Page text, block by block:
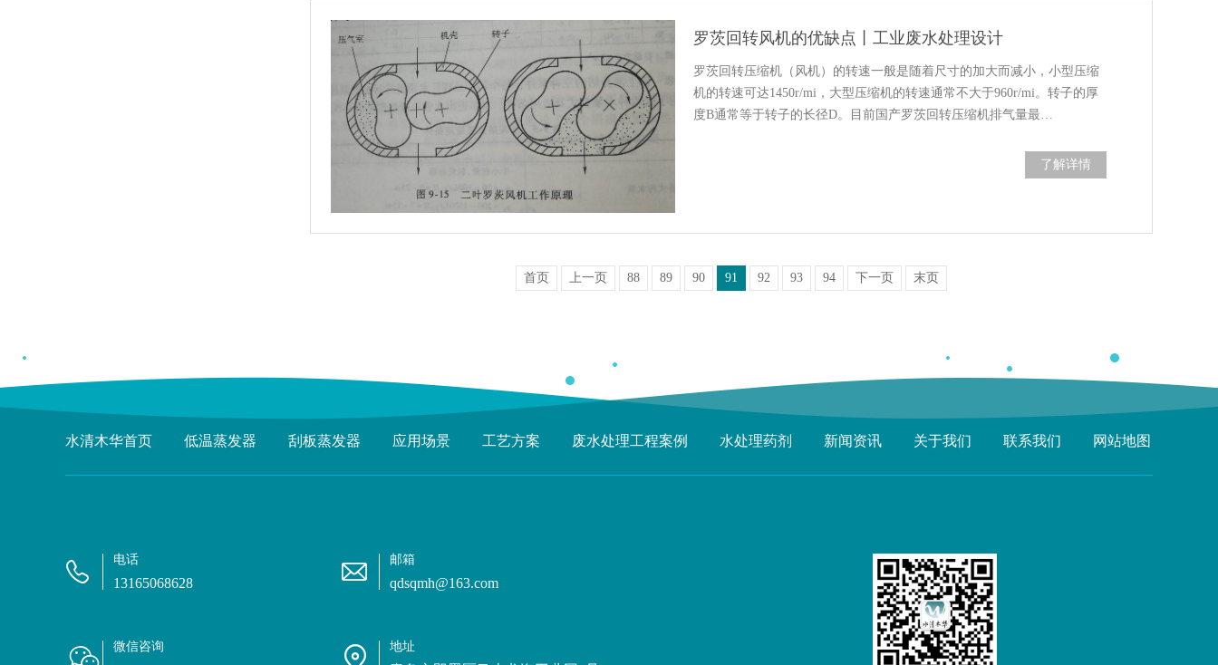
罗茨回转风机的优缺点丨工业废水处理设计
罗茨回转压缩机（风机）的转速一般是随着尺寸的加大而减小，小型压缩
机的转速可达1450r/mi，大型压缩机的转速通常不大于960r/mi。转子的厚
度B通常等于转子的长径D。目前国产罗茨回转压缩机排气量最…
了解详情
首页 上一页 88 89 90 91 92 93 94 下一页 末页
水清木华首页 低温蒸发器 刮板蒸发器 应用场景 工艺方案 废水处理工程案例 水处理药剂 新闻资讯 关于我们 联系我们 网站地图
电话
13165068628
邮箱
qdsqmh@163.com
微信咨询 地址